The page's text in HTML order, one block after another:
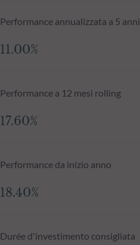
Performance annualizzata a 5 anni
11.00%
Performance a 12 mesi rolling
17.60%
Performance da inizio anno
18.40%
Durée d'investimento consigliata